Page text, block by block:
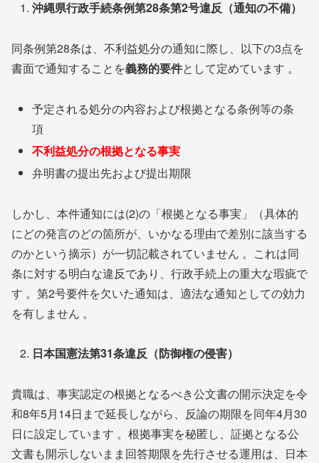
沖縄県行政手続条例第28条第2号違反（通知の不備）
同条例第28条は、不利益処分の通知に際し、以下の3点を
書面で通知することを義務的要件として定めています 。
予定される処分の内容および根拠となる条例等の条
項
不利益処分の根拠となる事実
弁明書の提出先および提出期限
しかし、本件通知には(2)の「根拠となる事実」（具体的
にどの発言のどの箇所が、いかなる理由で差別に該当する
のかという摘示）が一切記載されていません 。これは同
条に対する明白な違反であり、行政手続上の重大な瑕疵で
す 。第2号要件を欠いた通知は、適法な通知としての効力
を有しません 。
日本国憲法第31条違反（防御権の侵害）
貴職は、事実認定の根拠となるべき公文書の開示決定を令
和8年5月14日まで延長しながら、反論の期限を同年4月30
日に設定しています 。根拠事実を秘匿し、証拠となる公
文書も開示しないまま回答期限を先行させる運用は、日本